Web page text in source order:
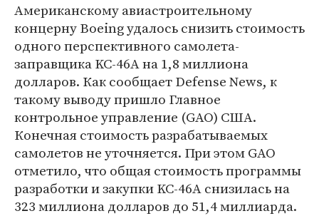
Американскому авиастроительному
концерну Boeing удалось снизить стоимость
одного перспективного самолета-
заправщика KC-46A на 1,8 миллиона
долларов. Как сообщает Defense News, к
такому выводу пришло Главное
контрольное управление (GAO) США.
Конечная стоимость разрабатываемых
самолетов не уточняется. При этом GAO
отметило, что общая стоимость программы
разработки и закупки KC-46A снизилась на
323 миллиона долларов до 51,4 миллиарда.